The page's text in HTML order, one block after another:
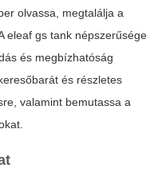
olvassa, megtalálja a
eleaf gs tank népszerűsége
és megbízhatóság
és részletes
valamint bemutassa a